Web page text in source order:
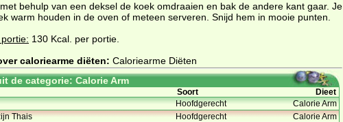
behulp van een deksel de koek omdraaien en bak de andere kant gaar. Je
warm houden in de oven of meteen serveren. Snijd hem in mooie punten.
130 Kcal. per portie.
caloriearme diëten: Caloriearme Diëten
de categorie: Calorie Arm
Soort
Dieet
Hoofdgerecht
Calorie Arm
Thais
Hoofdgerecht
Calorie Arm